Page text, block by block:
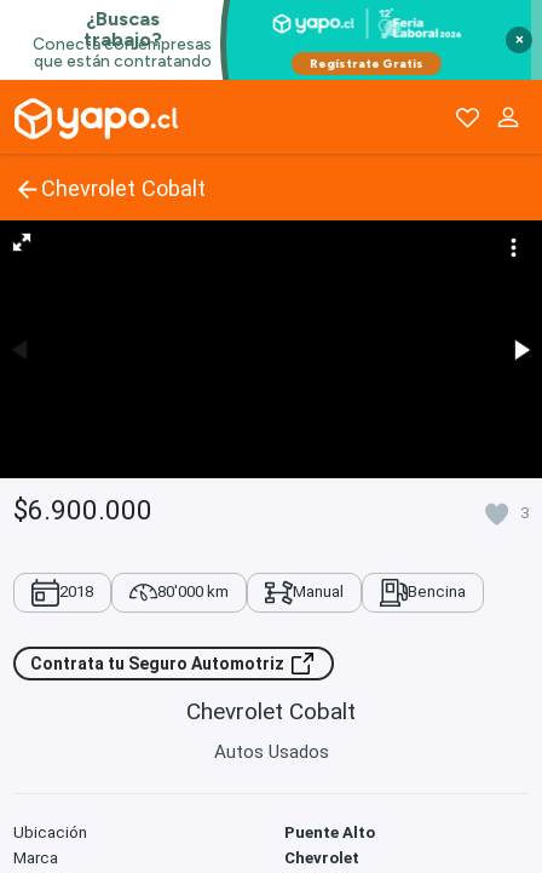
×
Chevrolet Cobalt
$6.900.000 3
2018 80'000 km Manual Bencina
Contrata tu Seguro Automotriz
Chevrolet Cobalt
Autos Usados
Ubicación
Puente Alto
Marca
Chevrolet